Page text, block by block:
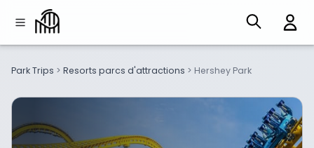
Park Trips > Resorts parcs d'attractions > Hershey Park